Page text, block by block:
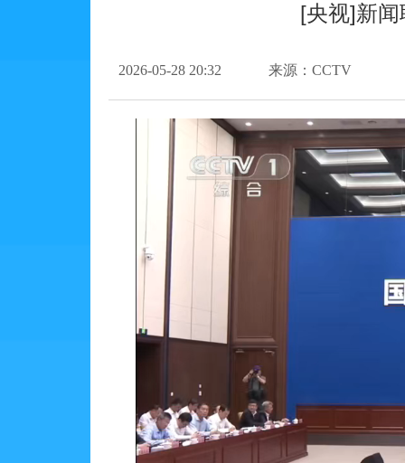
[央视]新闻
2026-05-28 20:32 来源：CCTV